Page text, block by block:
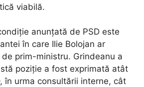
viabilă.
anunțată de PSD este
în care Ilie Bolojan ar
prim-ministru. Grindeanu a
poziție a fost exprimată atât
în urma consultării interne, cât